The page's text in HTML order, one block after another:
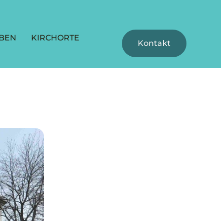
KIRCHORTE
Kontakt